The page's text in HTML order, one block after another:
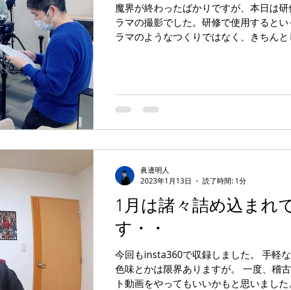
魔界が終わったばかりですが、本日は
ラマの撮影でした。研修で使用すると
ラマのようなつくりではなく、きちん
1月は諸々詰め込まれ
す・・
今回もinsta360で収録しました。 手軽な
色味とかは限界ありますが。 一度、稽
ト動画をやってもいいかもと思いました。
眞邊明人
2023年1月13日
読了時間: 1分